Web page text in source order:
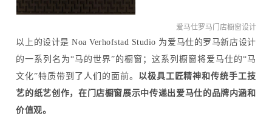
爱马仕罗马门店橱窗设计
以上的设计是 Noa Verhofstad Studio 为爱马仕的罗马新店设计
的一系列名为“马的世界”的橱窗；这系列橱窗将爱马仕的“马
文化”特质带到了人们的面前。 以极具工匠精神和传统手工技
艺的纸艺创作，在门店橱窗展示中传递出爱马仕的品牌内涵和
价值观。